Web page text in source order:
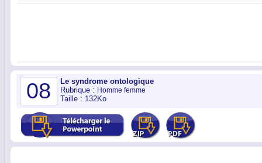
08
Le syndrome ontologique
Rubrique : Homme femme
Taille : 132Ko